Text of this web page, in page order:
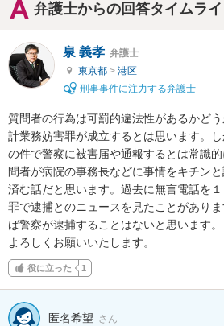
弁護士からの回答タイムラ
泉 義孝 弁護士
東京都 > 港区
刑事事件に注力する弁護士
質問者の行為は可罰的違法性があるかど
計業務妨害罪が成立するとは思います。
の件で警察に被害届や通報するとは常識
問者が病院の事務長などに事情をキチン
済む話だと思います。過去に無言電話を
罪で逮捕とのニュースを見たことがあり
ば警察が逮捕することはないと思います。
よろしくお願いいたします。
役に立った 1
匿名希望 さん